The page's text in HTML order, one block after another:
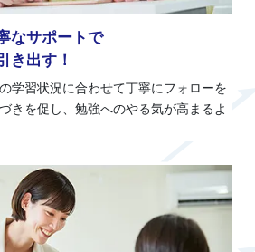
なサポートで
き出す！
学習状況に合わせて丁寧にフォローを
きを促し、勉強へのやる気が高まるよ